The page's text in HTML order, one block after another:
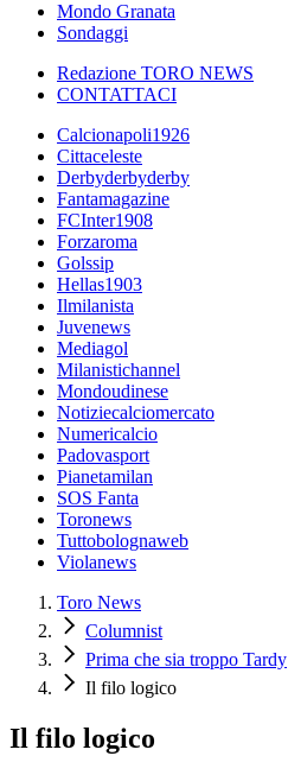
Mondo Granata
Sondaggi
Redazione TORO NEWS
CONTATTACI
Calcionapoli1926
Cittaceleste
Derbyderbyderby
Fantamagazine
FCInter1908
Forzaroma
Golssip
Hellas1903
Ilmilanista
Juvenews
Mediagol
Milanistichannel
Mondoudinese
Notiziecalciomercato
Numericalcio
Padovasport
Pianetamilan
SOS Fanta
Toronews
Tuttobolognaweb
Violanews
Toro News
Columnist
Prima che sia troppo Tardy
Il filo logico
Il filo logico